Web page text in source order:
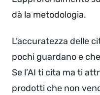
dà la metodologia.
L’accuratezza delle
pochi guardano e
Se l’AI ti cita ma ti
prodotti che non